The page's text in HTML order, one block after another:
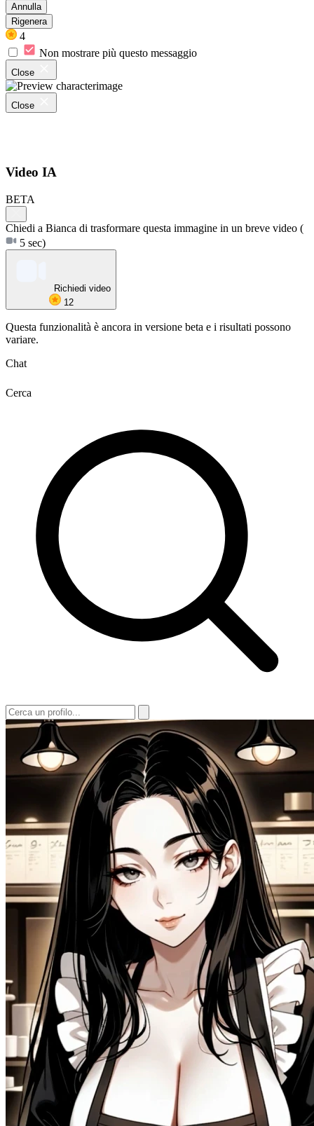
Annulla
Rigenera
4
Non mostrare più questo messaggio
Close
Close
Video IA
BETA
Chiedi a Bianca di trasformare questa immagine in un breve video (
5 sec)
Richiedi video
12
Questa funzionalità è ancora in versione beta e i risultati possono
variare.
Chat
Cerca